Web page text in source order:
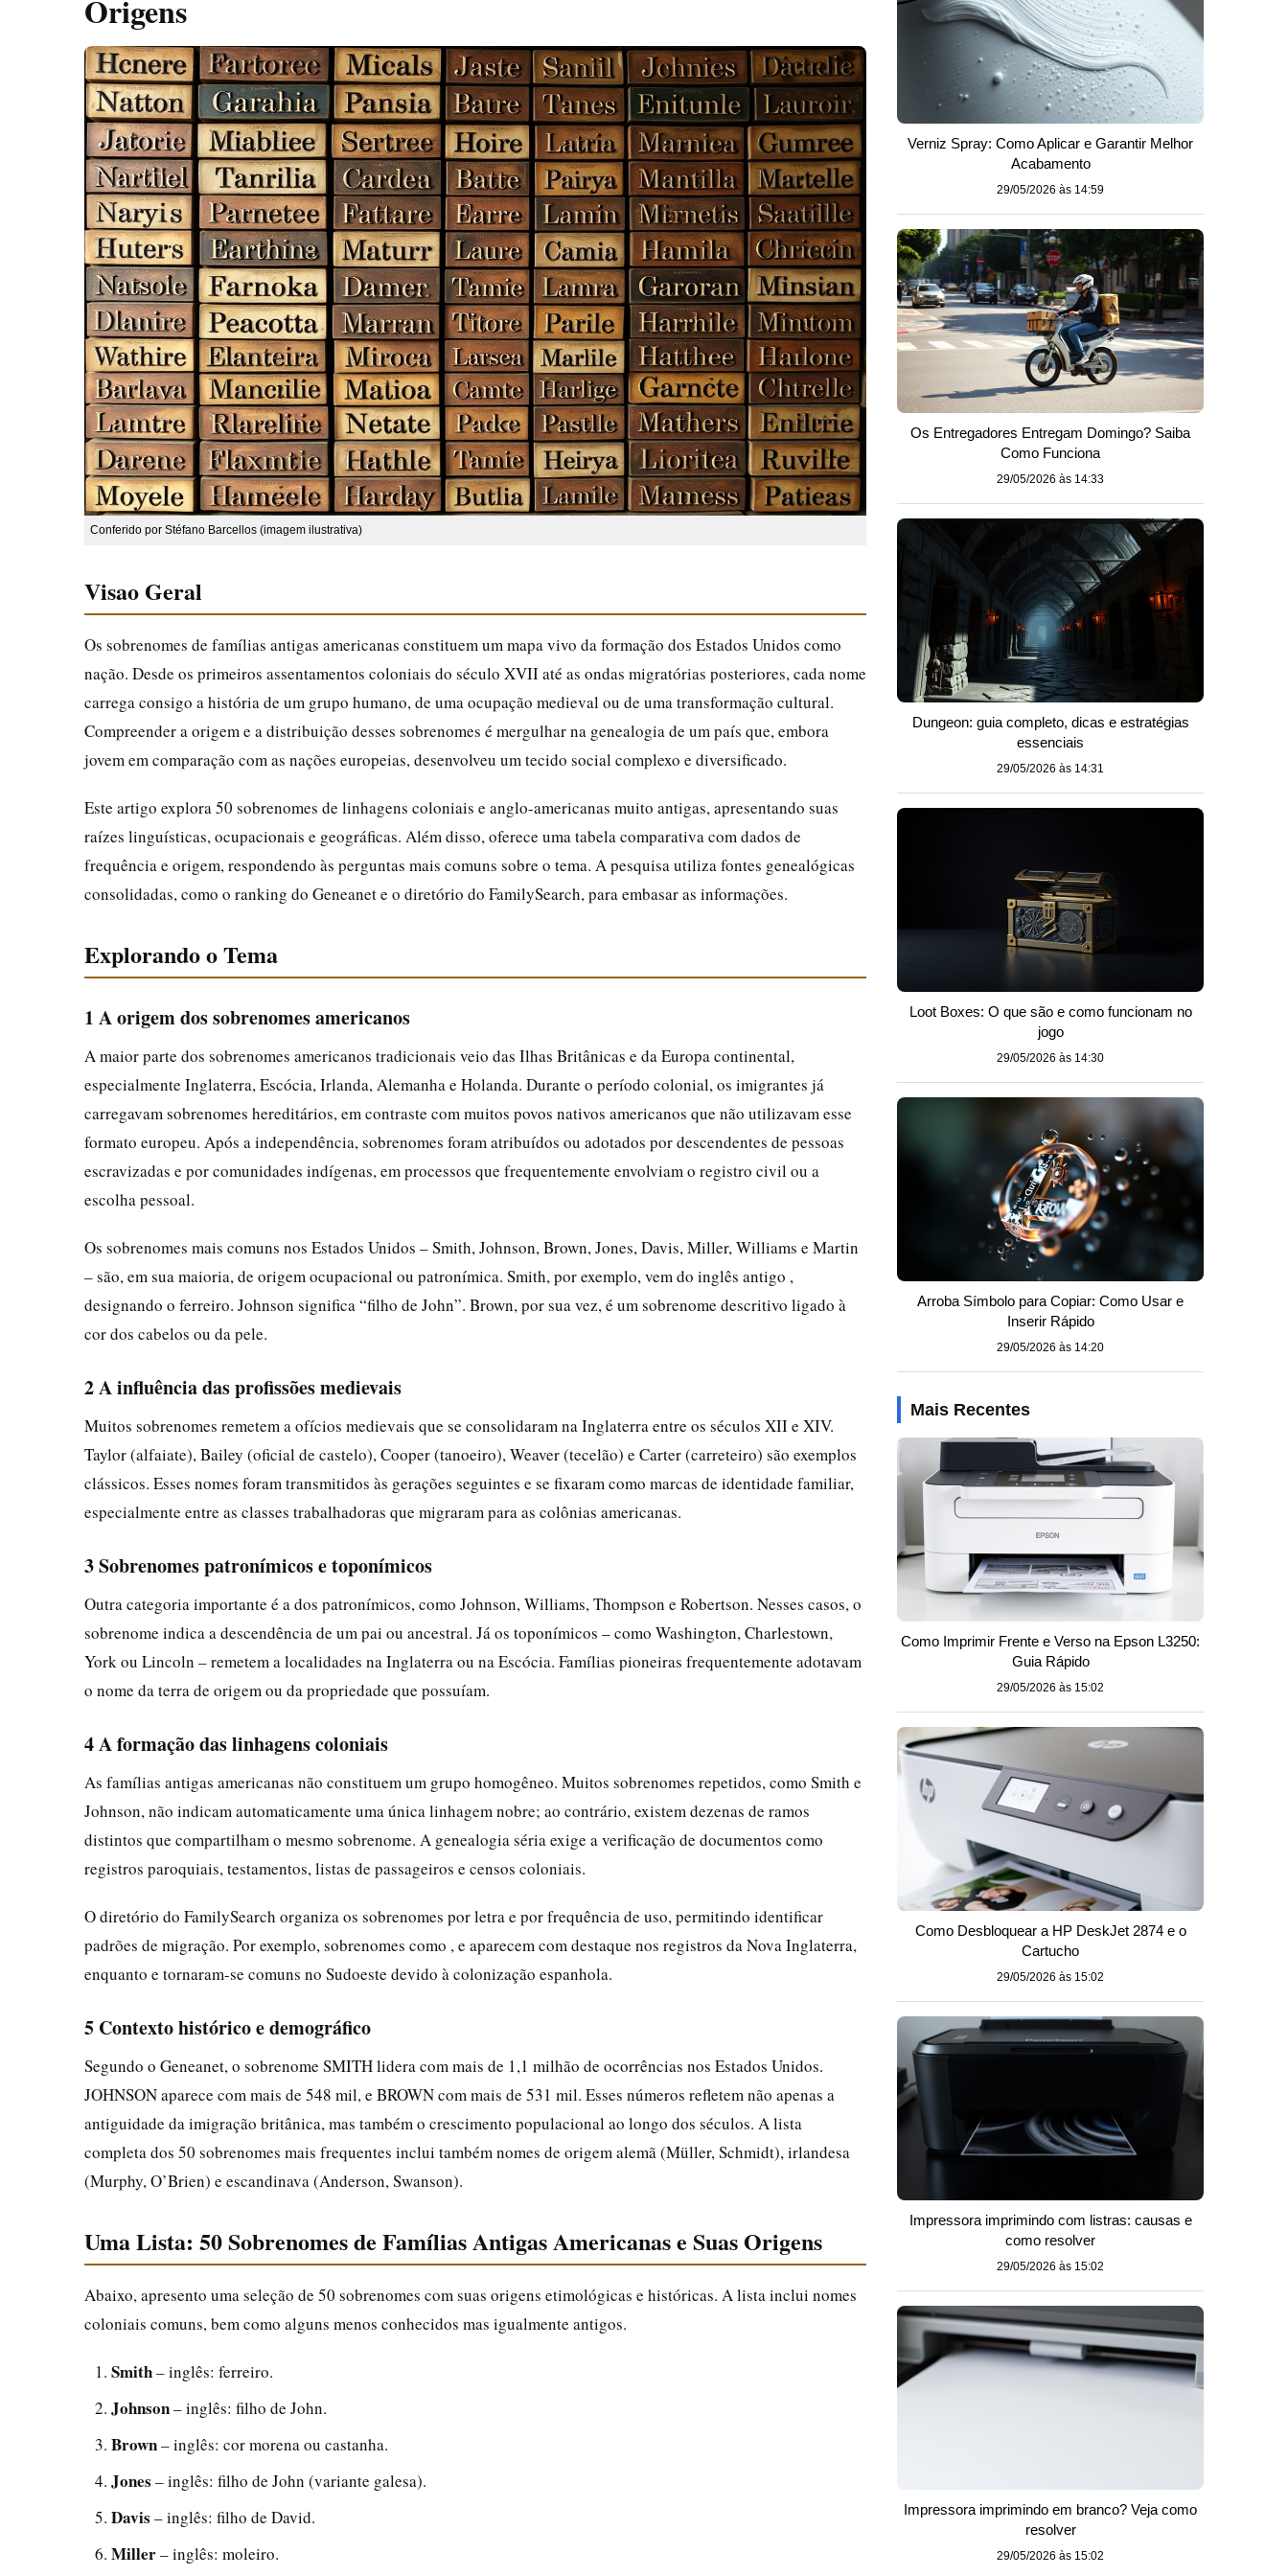
Origens
Conferido por Stéfano Barcellos (imagem ilustrativa)
Visao Geral
Os sobrenomes de famílias antigas americanas constituem um mapa vivo da formação dos Estados Unidos como
nação. Desde os primeiros assentamentos coloniais do século XVII até as ondas migratórias posteriores, cada nome
carrega consigo a história de um grupo humano, de uma ocupação medieval ou de uma transformação cultural.
Compreender a origem e a distribuição desses sobrenomes é mergulhar na genealogia de um país que, embora
jovem em comparação com as nações europeias, desenvolveu um tecido social complexo e diversificado.
Este artigo explora 50 sobrenomes de linhagens coloniais e anglo-americanas muito antigas, apresentando suas
raízes linguísticas, ocupacionais e geográficas. Além disso, oferece uma tabela comparativa com dados de
frequência e origem, respondendo às perguntas mais comuns sobre o tema. A pesquisa utiliza fontes genealógicas
consolidadas, como o ranking do Geneanet e o diretório do FamilySearch, para embasar as informações.
Explorando o Tema
1 A origem dos sobrenomes americanos
A maior parte dos sobrenomes americanos tradicionais veio das Ilhas Britânicas e da Europa continental,
especialmente Inglaterra, Escócia, Irlanda, Alemanha e Holanda. Durante o período colonial, os imigrantes já
carregavam sobrenomes hereditários, em contraste com muitos povos nativos americanos que não utilizavam esse
formato europeu. Após a independência, sobrenomes foram atribuídos ou adotados por descendentes de pessoas
escravizadas e por comunidades indígenas, em processos que frequentemente envolviam o registro civil ou a
escolha pessoal.
Os sobrenomes mais comuns nos Estados Unidos – Smith, Johnson, Brown, Jones, Davis, Miller, Williams e Martin
– são, em sua maioria, de origem ocupacional ou patronímica. Smith, por exemplo, vem do inglês antigo ,
designando o ferreiro. Johnson significa “filho de John”. Brown, por sua vez, é um sobrenome descritivo ligado à
cor dos cabelos ou da pele.
2 A influência das profissões medievais
Muitos sobrenomes remetem a ofícios medievais que se consolidaram na Inglaterra entre os séculos XII e XIV.
Taylor (alfaiate), Bailey (oficial de castelo), Cooper (tanoeiro), Weaver (tecelão) e Carter (carreteiro) são exemplos
clássicos. Esses nomes foram transmitidos às gerações seguintes e se fixaram como marcas de identidade familiar,
especialmente entre as classes trabalhadoras que migraram para as colônias americanas.
3 Sobrenomes patronímicos e toponímicos
Outra categoria importante é a dos patronímicos, como Johnson, Williams, Thompson e Robertson. Nesses casos, o
sobrenome indica a descendência de um pai ou ancestral. Já os toponímicos – como Washington, Charlestown,
York ou Lincoln – remetem a localidades na Inglaterra ou na Escócia. Famílias pioneiras frequentemente adotavam
o nome da terra de origem ou da propriedade que possuíam.
4 A formação das linhagens coloniais
As famílias antigas americanas não constituem um grupo homogêneo. Muitos sobrenomes repetidos, como Smith e
Johnson, não indicam automaticamente uma única linhagem nobre; ao contrário, existem dezenas de ramos
distintos que compartilham o mesmo sobrenome. A genealogia séria exige a verificação de documentos como
registros paroquiais, testamentos, listas de passageiros e censos coloniais.
O diretório do FamilySearch organiza os sobrenomes por letra e por frequência de uso, permitindo identificar
padrões de migração. Por exemplo, sobrenomes como , e aparecem com destaque nos registros da Nova Inglaterra,
enquanto e tornaram-se comuns no Sudoeste devido à colonização espanhola.
5 Contexto histórico e demográfico
Segundo o Geneanet, o sobrenome SMITH lidera com mais de 1,1 milhão de ocorrências nos Estados Unidos.
JOHNSON aparece com mais de 548 mil, e BROWN com mais de 531 mil. Esses números refletem não apenas a
antiguidade da imigração britânica, mas também o crescimento populacional ao longo dos séculos. A lista
completa dos 50 sobrenomes mais frequentes inclui também nomes de origem alemã (Müller, Schmidt), irlandesa
(Murphy, O’Brien) e escandinava (Anderson, Swanson).
Uma Lista: 50 Sobrenomes de Famílias Antigas Americanas e Suas Origens
Abaixo, apresento uma seleção de 50 sobrenomes com suas origens etimológicas e históricas. A lista inclui nomes
coloniais comuns, bem como alguns menos conhecidos mas igualmente antigos.
Smith– inglês: ferreiro.
Johnson– inglês: filho de John.
Brown– inglês: cor morena ou castanha.
Jones – inglês: filho de John (variante galesa).
Davis – inglês: filho de David.
Miller– inglês: moleiro.
Verniz Spray: Como Aplicar e Garantir Melhor
Acabamento
29/05/2026 às 14:59
Os Entregadores Entregam Domingo? Saiba
Como Funciona
29/05/2026 às 14:33
Dungeon: guia completo, dicas e estratégias
essenciais
29/05/2026 às 14:31
Loot Boxes: O que são e como funcionam no
jogo
29/05/2026 às 14:30
Arroba Símbolo para Copiar: Como Usar e
Inserir Rápido
29/05/2026 às 14:20
Mais Recentes
Como Imprimir Frente e Verso na Epson L3250:
Guia Rápido
29/05/2026 às 15:02
Como Desbloquear a HP DeskJet 2874 e o
Cartucho
29/05/2026 às 15:02
Impressora imprimindo com listras: causas e
como resolver
29/05/2026 às 15:02
Impressora imprimindo em branco? Veja como
resolver
29/05/2026 às 15:02